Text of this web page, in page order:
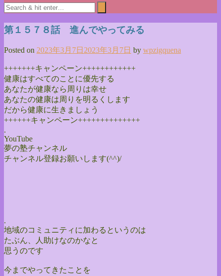
第１５７８話 進んでやってみる
Posted on 2023年3月7日 2023年3月7日 by wpzigquena
+++++++キャンペーン++++++++++++
健康はすべてのことに優先する
あなたが健康なら周りは幸せ
あなたの健康は周りを明るくします
だから健康に生きましょう
++++++キャンペーン++++++++++++++
.
YouTube
夢の塾チャンネル
チャンネル登録お願いします(^^)/
.
地域のコミュニティに加わるというのは
たぶん、人助けなのかなと
思うのです
今までやってきたことを